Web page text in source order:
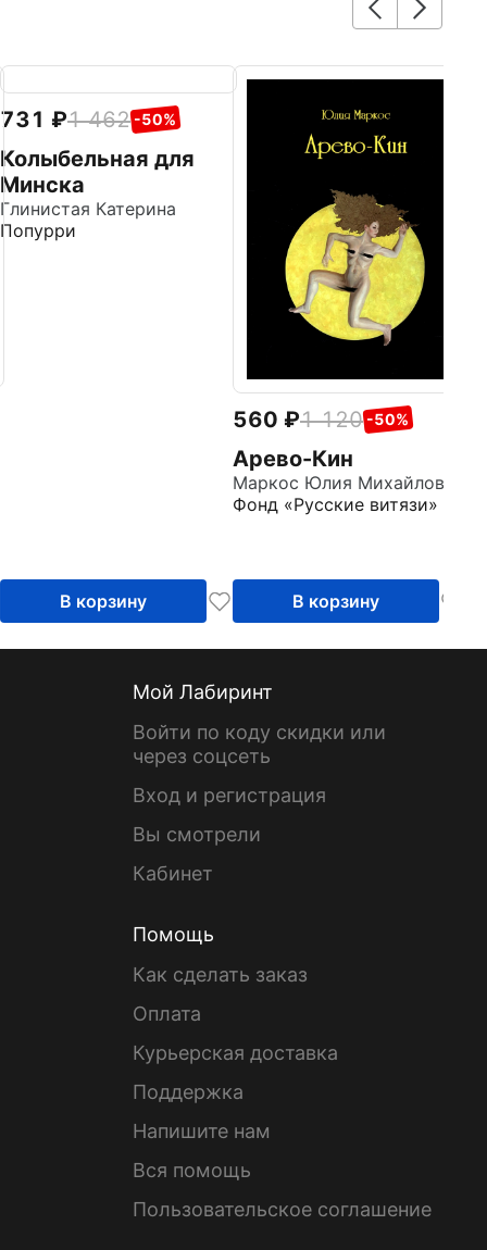
731 1 462 -50%
Колыбельная для
Минска
Глинистая Катерина
Попурри
В корзину
560 1 120 -50%
Арево-Кин
Маркос Юлия Михайловна
Фонд «Русские витязи»
В корзину
Мой Лабиринт
Войти по коду скидки или
через соцсеть
Вход и регистрация
Вы смотрели
Кабинет
Помощь
Как сделать заказ
Оплата
Курьерская доставка
Поддержка
Напишите нам
Вся помощь
Пользовательское соглашение